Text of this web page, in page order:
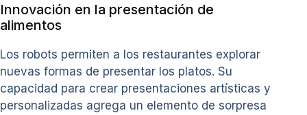
Innovación en la presentación de
alimentos
Los robots permiten a los restaurantes explorar
nuevas formas de presentar los platos. Su
capacidad para crear presentaciones artísticas y
personalizadas agrega un elemento de sorpresa